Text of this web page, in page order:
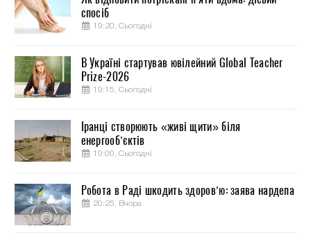
спосіб
19:20, Сьогодні
В Україні стартував ювілейний Global Teacher
Prize-2026
19:15, Сьогодні
Іранці створюють «живі щити» біля
енергооб’єктів
19:00, Сьогодні
Робота в Раді шкодить здоров’ю: заява нардепа
20:25, Вчора